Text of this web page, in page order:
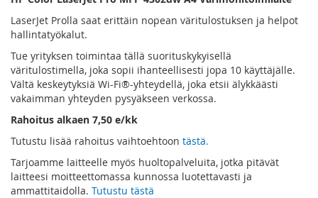
LaserJet Prolla saat erittäin nopean väritulostuksen ja helpot
hallintatyökalut.
Tue yrityksen toimintaa tällä suorituskykyisellä
väritulostimella, joka sopii ihanteellisesti jopa 10 käyttäjälle.
Vältä keskeytyksiä Wi-Fi®-yhteydellä, joka etsii älykkäästi
vakaimman yhteyden pysyäkseen verkossa.
Rahoitus alkaen 7,50 e/kk
Tutustu lisää rahoitus vaihtoehtoon tästä.
Tarjoamme laitteelle myös huoltopalveluita, jotka pitävät
laitteesi moitteettomassa kunnossa luotettavasti ja
ammattitaidolla. Tutustu tästä